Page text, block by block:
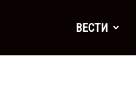
ВЕСТИ